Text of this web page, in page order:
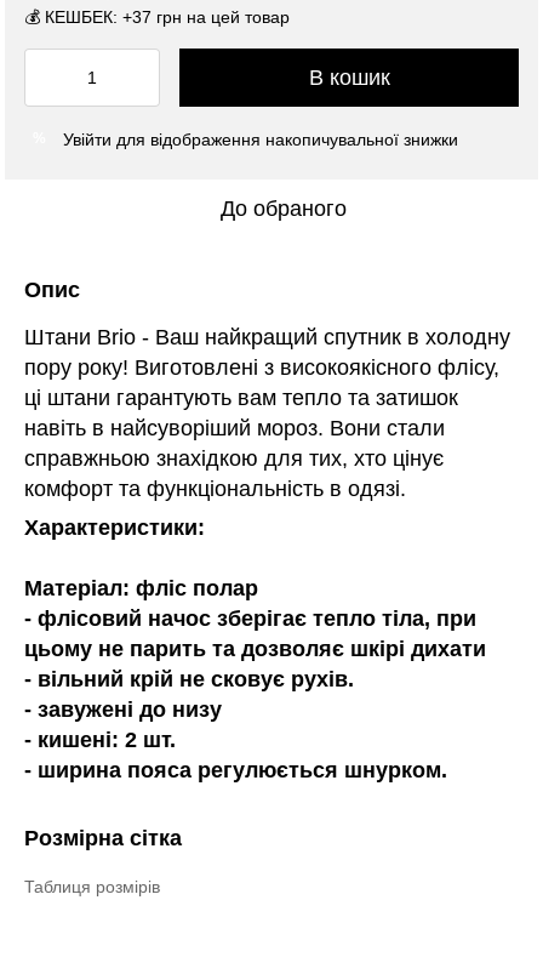
💰 КЕШБЕК: +37 грн на цей товар
В кошик
Увійти для відображення накопичувальної знижки
До обраного
Опис
Штани Brio - Ваш найкращий спутник в холодну
пору року! Виготовлені з високоякісного флісу,
ці штани гарантують вам тепло та затишок
навіть в найсуворіший мороз. Вони стали
справжньою знахідкою для тих, хто цінує
комфорт та функціональність в одязі.
Характеристики:
Матеріал: фліс полар
- флісовий начос зберігає тепло тіла, при
цьому не парить та дозволяє шкірі дихати
- вільний крій не сковує рухів.
- завужені до низу
- кишені: 2 шт.
- ширина пояса регулюється шнурком.
Розмірна сітка
Таблиця розмірів